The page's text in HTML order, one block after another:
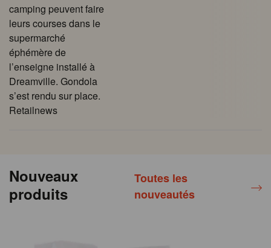
camping peuvent faire
leurs courses dans le
supermarché
éphémère de
l’enseigne installé à
Dreamville. Gondola
s’est rendu sur place.
Retailnews
Nouveaux
produits
Toutes les
nouveautés